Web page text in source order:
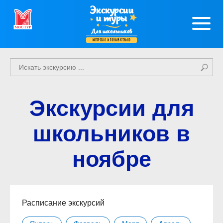
Экскурсии
и туры
Для школьников
интересно и познавательно
Экскурсии для
школьников в
ноябре
Расписание экскурсий